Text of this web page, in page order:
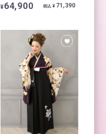
¥64,900 税込 ¥ 71,390